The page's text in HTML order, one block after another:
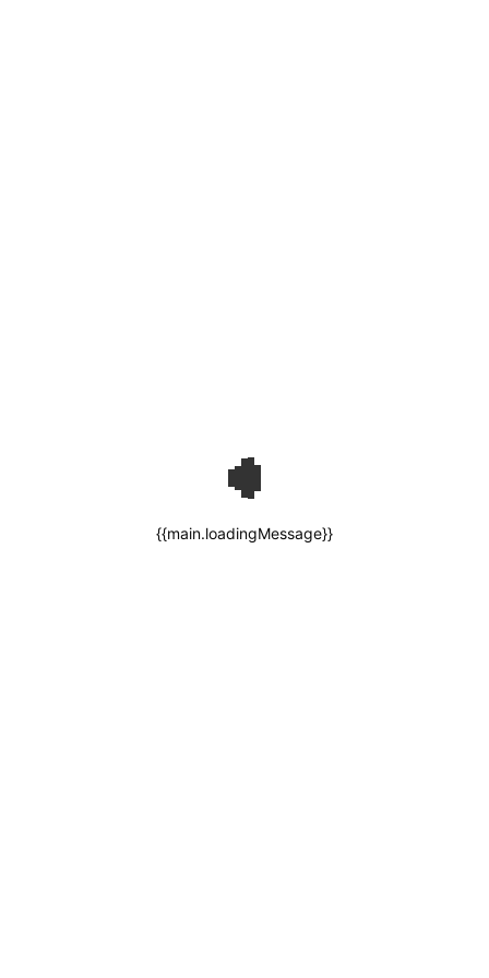
{{main.loadingMessage}}